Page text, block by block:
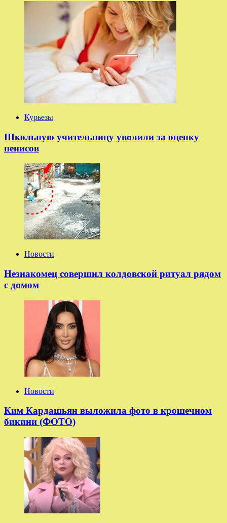
Курьезы
Школьную учительницу уволили за оценку
пенисов
Новости
Незнакомец совершил колдовской ритуал рядом
с домом
Новости
Ким Кардашьян выложила фото в крошечном
бикини (ФОТО)